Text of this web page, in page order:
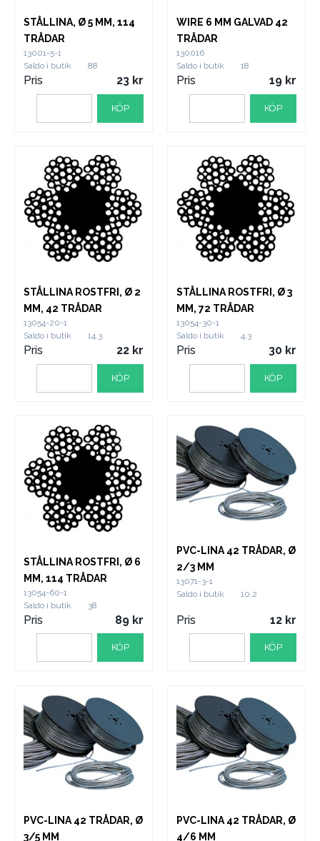
STÅLLINA, Ø 5 MM, 114
TRÅDAR
13001-5-1
Saldo i butik
88
Pris 23
KÖP
WIRE 6 MM GALVAD 42
TRÅDAR
130016
Saldo i butik
18
Pris 19
KÖP
STÅLLINA ROSTFRI, Ø 2
MM, 42 TRÅDAR
13054-20-1
Saldo i butik
14.3
Pris 22
KÖP
STÅLLINA ROSTFRI, Ø 3
MM, 72 TRÅDAR
13054-30-1
Saldo i butik
4.3
Pris 30
KÖP
STÅLLINA ROSTFRI, Ø 6
MM, 114 TRÅDAR
13054-60-1
Saldo i butik
38
Pris 89
KÖP
PVC-LINA 42 TRÅDAR, Ø
2/3 MM
13071-3-1
Saldo i butik
10.2
Pris 12
KÖP
PVC-LINA 42 TRÅDAR, Ø
3/5 MM
PVC-LINA 42 TRÅDAR, Ø
4/6 MM